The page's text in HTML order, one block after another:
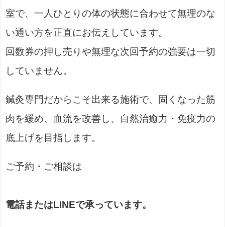
室で、一人ひとりの体の状態に合わせて無理のな
い通い方を正直にお伝えしています。
回数券の押し売りや無理な次回予約の強要は一切
していません。
鍼灸専門だからこそ出来る施術で、固くなった筋
肉を緩め、血流を改善し、自然治癒力・免疫力の
底上げを目指します。
ご予約・ご相談は
電話またはLINEで承っています。